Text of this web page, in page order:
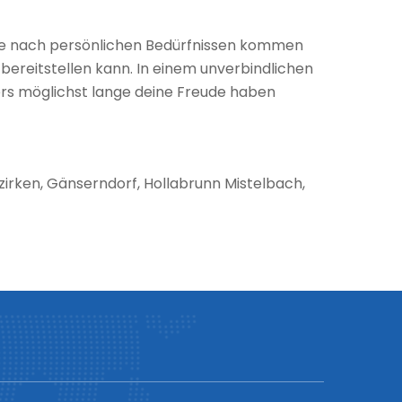
nach persönlichen Bedürfnissen kommen
kann. In einem unverbindlichen
möglichst lange deine Freude haben
Gänserndorf, Hollabrunn Mistelbach,